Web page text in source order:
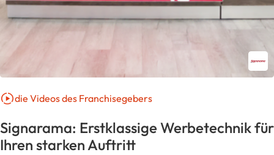
Signarama: Erstklassige Werbetechnik für
Ihren starken Auftritt
die Videos des Franchisegebers